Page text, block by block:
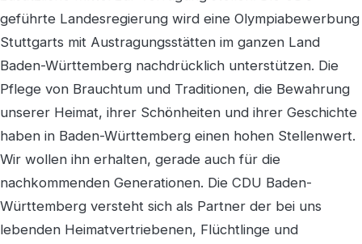
geführte Landesregierung wird eine Olympiabewerbung
Stuttgarts mit Austragungsstätten im ganzen Land
Baden-Württemberg nachdrücklich unterstützen. Die
Pflege von Brauchtum und Traditionen, die Bewahrung
unserer Heimat, ihrer Schönheiten und ihrer Geschichte
haben in Baden-Württemberg einen hohen Stellenwert.
Wir wollen ihn erhalten, gerade auch für die
nachkommenden Generationen. Die CDU Baden-
Württemberg versteht sich als Partner der bei uns
lebenden Heimatvertriebenen, Flüchtlinge und